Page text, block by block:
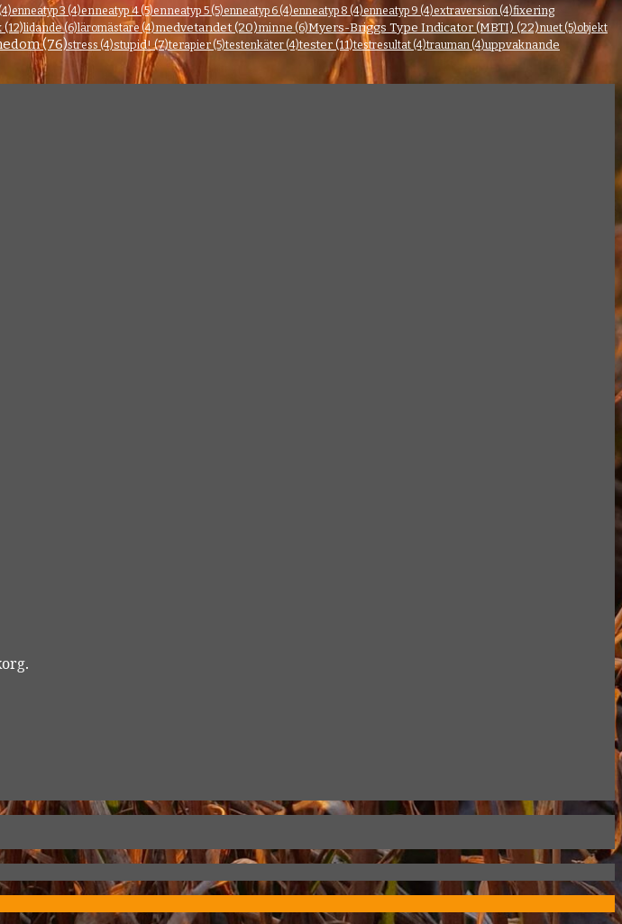
(4)enneatyp 3 (4)enneatyp 4(5)enneatyp 5 (5)enneatyp 6 (4)enneatyp 8 (4)enneatyp 9 (4)extraversion (4)fixering
(12)lidande(6)läromästare(4)medvetandet(20)minne (6)Myers-Briggs Type Indicator (MBTI) (22)nuet (5)objekt
(76)stress (4)stupid! (7)terapier(5)testenkäter (4)tester (11)testresultat (4)trauman (4)uppvaknande